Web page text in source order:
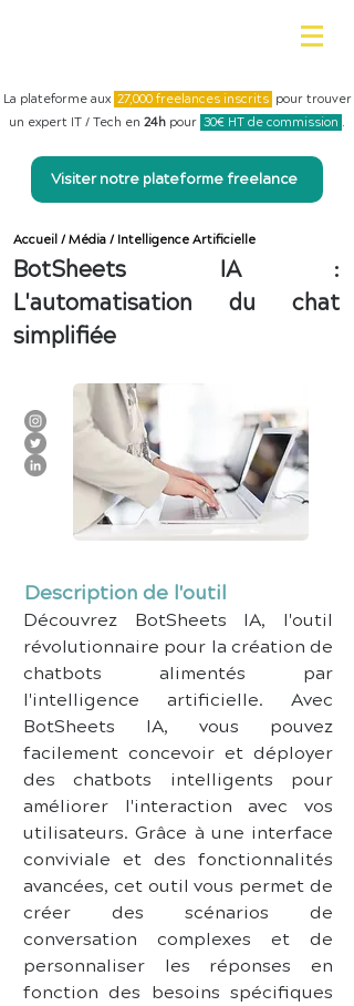
La plateforme aux 27,000 freelances inscrits pour trouver
un expert IT / Tech en 24h pour 30€ HT de commission .
Visiter notre plateforme freelance
Accueil / Média / Intelligence Artificielle
BotSheets IA :
L'automatisation du chat
simplifiée
Description de l'outil
Découvrez BotSheets IA, l'outil
révolutionnaire pour la création de
chatbots alimentés par
l'intelligence artificielle. Avec
BotSheets IA, vous pouvez
facilement concevoir et déployer
des chatbots intelligents pour
améliorer l'interaction avec vos
utilisateurs. Grâce à une interface
conviviale et des fonctionnalités
avancées, cet outil vous permet de
créer des scénarios de
conversation complexes et de
personnaliser les réponses en
fonction des besoins spécifiques